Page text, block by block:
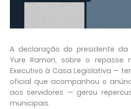
A declaração do presidente da
Yure Ramon, sobre o repasse
Executivo à Casa Legislativa —
oficial que acompanhou o
aos servidores — gerou
municipais.